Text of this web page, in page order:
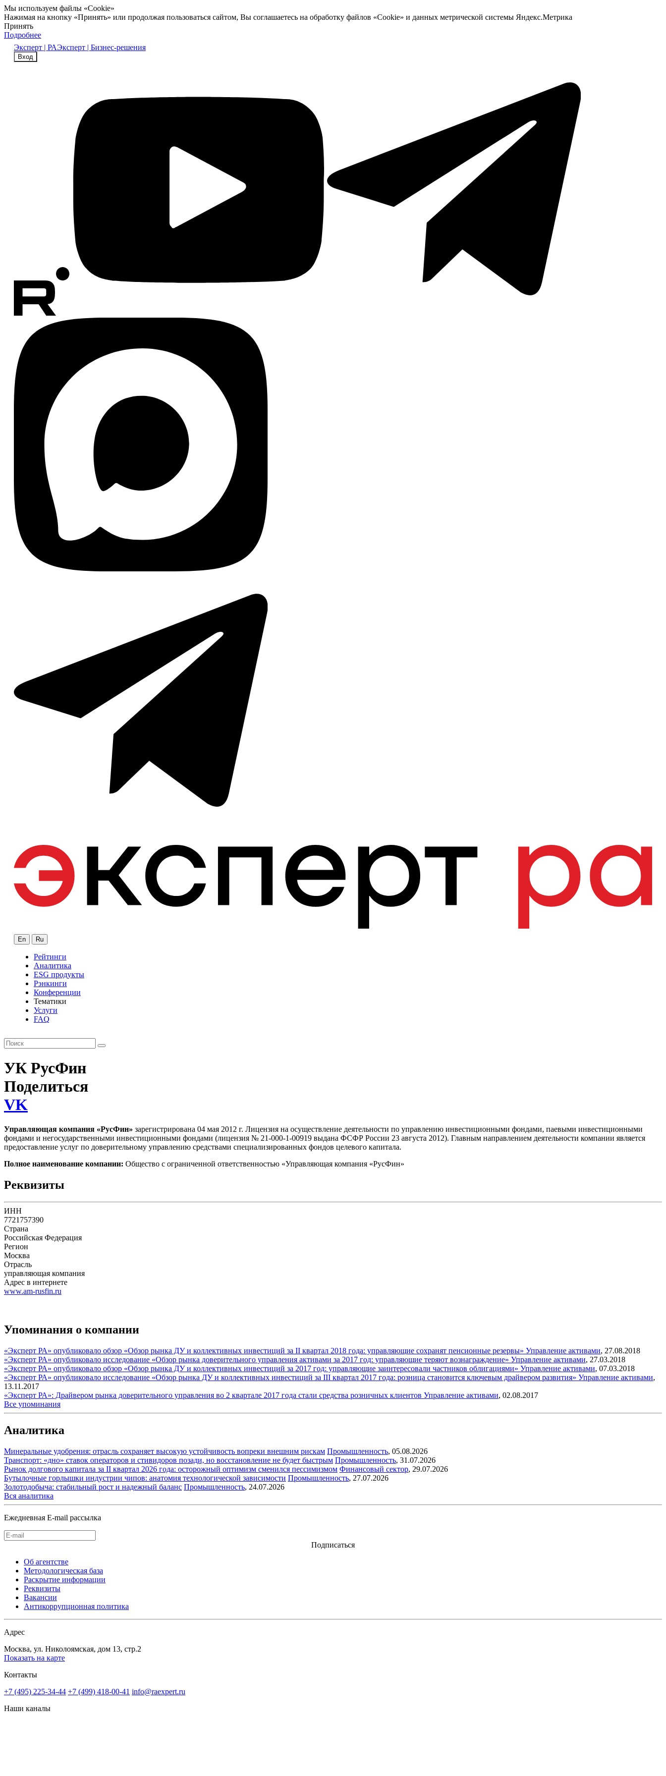
Мы используем файлы «Cookie»
Нажимая на кнопку «Принять» или продолжая пользоваться сайтом, Вы соглашаетесь на обработку файлов «Cookie» и данных метрической системы Яндекс.Метрика
Принять
Подробнее
Эксперт | РАЭксперт | Бизнес-решения
Вход
En Ru
Рейтинги
Аналитика
ESG продукты
Рэнкинги
Конференции
Тематики
Услуги
FAQ
УК РусФин
Поделиться
VK
Управляющая компания «РусФин» зарегистрирована 04 мая 2012 г. Лицензия на осуществление деятельности по управлению инвестиционными фондами, паевыми инвестиционными
фондами и негосударственными инвестиционными фондами (лицензия № 21-000-1-00919 выдана ФСФР России 23 августа 2012). Главным направлением деятельности компании является
предоставление услуг по доверительному управлению средствами специализированных фондов целевого капитала.
Полное наименование компании: Общество с ограниченной ответственностью «Управляющая компания «РусФин»
Реквизиты
ИНН
7721757390
Страна
Российская Федерация
Регион
Москва
Отрасль
управляющая компания
Адрес в интернете
www.am-rusfin.ru
Упоминания о компании
«Эксперт РА» опубликовало обзор «Обзор рынка ДУ и коллективных инвестиций за II квартал 2018 года: управляющие сохранят пенсионные резервы» Управление активами, 27.08.2018
«Эксперт РА» опубликовало исследование «Обзор рынка доверительного управления активами за 2017 год: управляющие теряют вознаграждение» Управление активами, 27.03.2018
«Эксперт РА» опубликовало обзор «Обзор рынка ДУ и коллективных инвестиций за 2017 год: управляющие заинтересовали частников облигациями» Управление активами, 07.03.2018
«Эксперт РА» опубликовало исследование «Обзор рынка ДУ и коллективных инвестиций за III квартал 2017 года: розница становится ключевым драйвером развития» Управление активами,
13.11.2017
«Эксперт РА»: Драйвером рынка доверительного управления во 2 квартале 2017 года стали средства розничных клиентов Управление активами, 02.08.2017
Все упоминания
Аналитика
Минеральные удобрения: отрасль сохраняет высокую устойчивость вопреки внешним рискам Промышленность, 05.08.2026
Транспорт: «дно» ставок операторов и стивидоров позади, но восстановление не будет быстрым Промышленность, 31.07.2026
Рынок долгового капитала за II квартал 2026 года: осторожный оптимизм сменился пессимизмом Финансовый сектор, 29.07.2026
Бутылочные горлышки индустрии чипов: анатомия технологической зависимости Промышленность, 27.07.2026
Золотодобыча: стабильный рост и надежный баланс Промышленность, 24.07.2026
Вся аналитика
Ежедневная E-mail рассылка
Подписаться
Об агентстве
Методологическая база
Раскрытие информации
Реквизиты
Вакансии
Антикоррупционная политика
Адрес
Москва, ул. Николоямская, дом 13, стр.2
Показать на карте
Контакты
+7 (495) 225-34-44 +7 (499) 418-00-41 info@raexpert.ru
Наши каналы